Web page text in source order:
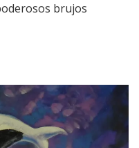
brujos